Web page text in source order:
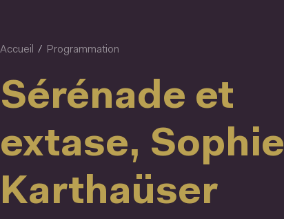
Accueil Programmation
Sérénade et
extase, Sophie
Karthaüser